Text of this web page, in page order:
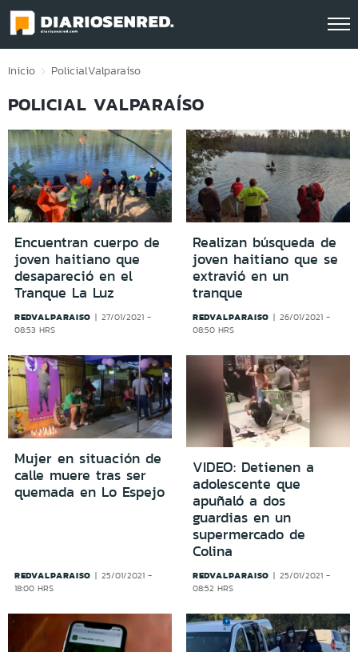
Click acá para ir directamente al contenido
Inicio PolicialValparaíso
POLICIAL VALPARAÍSO
Encuentran cuerpo de
joven haitiano que
desapareció en el
Tranque La Luz
REDVALPARAISO
27/01/2021 -
08:53 HRS
Realizan búsqueda de
joven haitiano que se
extravió en un
tranque
REDVALPARAISO
26/01/2021 -
08:50 HRS
Mujer en situación de
calle muere tras ser
quemada en Lo Espejo
REDVALPARAISO
25/01/2021 -
18:00 HRS
VIDEO: Detienen a
adolescente que
apuñaló a dos
guardias en un
supermercado de
Colina
REDVALPARAISO
25/01/2021 -
08:52 HRS